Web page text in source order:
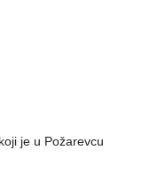
je u Požarevcu